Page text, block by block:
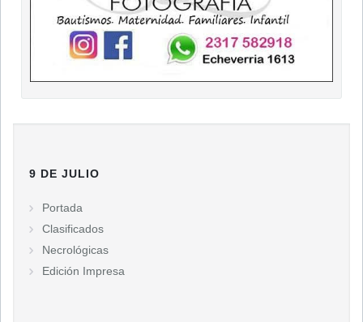
9 DE JULIO
Portada
Clasificados
Necrológicas
Edición Impresa